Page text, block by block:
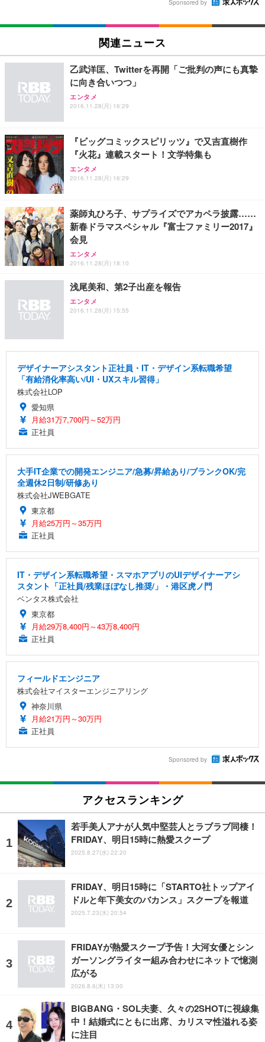
Sponsored by
関連ニュース
乙武洋匡、Twitterを再開「ご批判の声にも真摯
に向き合いつつ」
エンタメ
2016.11.28(月) 16:29
『ビッグコミックスピリッツ』で又吉直樹作
『火花』連載スタート！文学特集も
エンタメ
2016.11.28(月) 16:29
薬師丸ひろ子、サプライズでアカペラ披露……
新春ドラマスペシャル『富士ファミリー2017』
会見
エンタメ
2016.11.28(月) 18:10
浅尾美和、第2子出産を報告
エンタメ
2016.11.28(月) 15:55
デザイナーアシスタント正社員・IT・デザイン系転職希望
「有給消化率高い/UI・UXスキル習得」
株式会社LOP
愛知県
月給31万7,700円～52万円
正社員
大手IT企業での開発エンジニア/急募/昇給あり/ブランクOK/完
全週休2日制/研修あり
株式会社JWEBGATE
東京都
月給25万円～35万円
正社員
IT・デザイン系転職希望・スマホアプリのUIデザイナーアシ
スタント「正社員/残業ほぼなし推奨/」・港区虎ノ門
ベンタス株式会社
東京都
月給29万8,400円～43万8,400円
正社員
フィールドエンジニア
株式会社マイスターエンジニアリング
神奈川県
月給21万円～30万円
正社員
Sponsored by
アクセスランキング
若手美人アナが人気中堅芸人とラブラブ同棲！
FRIDAY、明日15時に熱愛スクープ
2025.8.27(水) 22:20
FRIDAY、明日15時に「STARTO社トップアイ
ドルと年下美女のバカンス」スクープを報道
2025.7.23(水) 20:54
FRIDAYが熱愛スクープ予告！大河女優とシン
ガーソングライター組み合わせにネットで憶測
広がる
2026.8.6(木) 13:00
BIGBANG・SOL夫妻、久々の2SHOTに視線集
中！結婚式にともに出席、カリスマ性溢れる姿
に注目